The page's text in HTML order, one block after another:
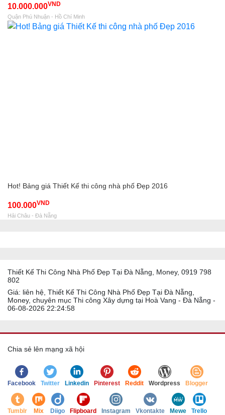
10.000.000VND
Quận Phú Nhuận - Hồ Chí Minh
Hot! Bảng giá Thiết Kế thi công nhà phố Đẹp 2016
100.000VND
Hải Châu - Đà Nẵng
Thiết Kế Thi Công Nhà Phố Đẹp Tại Đà Nẵng, Money, 0919 798
802
Giá: liên hệ, Thiết Kế Thi Công Nhà Phố Đẹp Tại Đà Nẵng,
Money, chuyên mục Thi công Xây dựng tại Hoà Vang - Đà Nẵng -
06-08-2026 22:24:58
Chia sẻ lên mạng xã hội
Facebook Twitter Linkedin Pinterest Reddit Wordpress Blogger
Tumblr Mix Diigo Flipboard Instagram Vkontakte Mewe Trello